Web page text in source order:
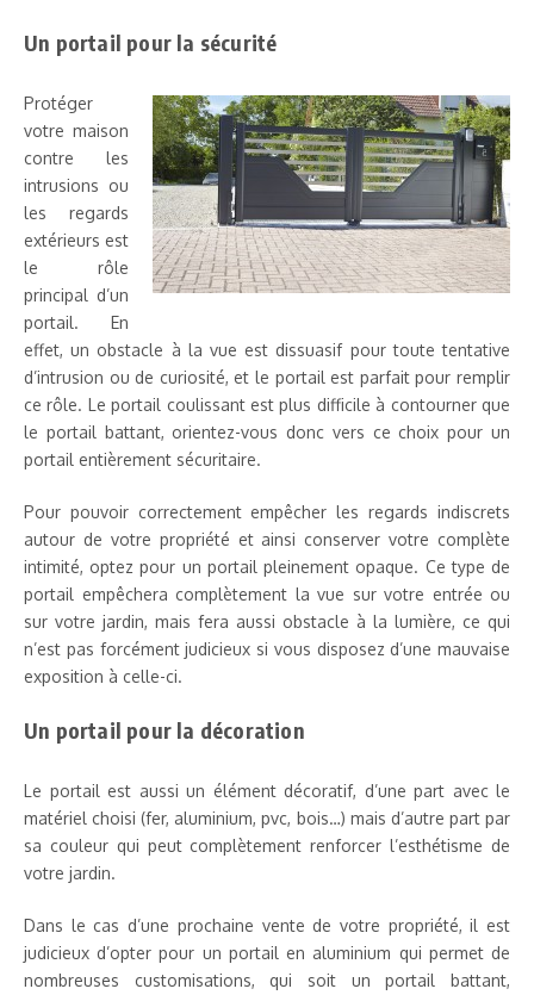
Un portail pour la sécurité
Protéger
votre maison
contre les
intrusions ou
les regards
extérieurs est
le rôle
principal d’un
portail. En
effet, un obstacle à la vue est dissuasif pour toute tentative
d’intrusion ou de curiosité, et le portail est parfait pour remplir
ce rôle. Le portail coulissant est plus difficile à contourner que
le portail battant, orientez-vous donc vers ce choix pour un
portail entièrement sécuritaire.
Pour pouvoir correctement empêcher les regards indiscrets
autour de votre propriété et ainsi conserver votre complète
intimité, optez pour un portail pleinement opaque. Ce type de
portail empêchera complètement la vue sur votre entrée ou
sur votre jardin, mais fera aussi obstacle à la lumière, ce qui
n’est pas forcément judicieux si vous disposez d’une mauvaise
exposition à celle-ci.
Un portail pour la décoration
Le portail est aussi un élément décoratif, d’une part avec le
matériel choisi (fer, aluminium, pvc, bois…) mais d’autre part par
sa couleur qui peut complètement renforcer l’esthétisme de
votre jardin.
Dans le cas d’une prochaine vente de votre propriété, il est
judicieux d’opter pour un portail en aluminium qui permet de
nombreuses customisations, qui soit un portail battant,